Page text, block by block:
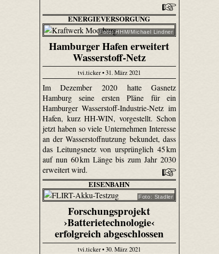
ENERGIEVERSORGUNG
Foto: HHM/Michael Lindner
Hamburger Hafen erweitert
Wasserstoff-Netz
tvi.ticker • 31. März 2021
Im Dezember 2020 hatte Gasnetz
Hamburg seine ersten Pläne für ein
Hamburger Wasserstoff-Industrie-Netz im
Hafen, kurz HH-WIN, vorgestellt. Schon
jetzt haben so viele Unternehmen Interesse
an der Wasserstoffnutzung bekundet, dass
das Leitungsnetz von ursprünglich 45 km
auf nun 60 km Länge bis zum Jahr 2030
erweitert wird.
EISENBAHN
Foto: Stadler
Forschungsprojekt
›Batterietechnologie‹
erfolgreich abgeschlossen
tvi.ticker • 30. März 2021